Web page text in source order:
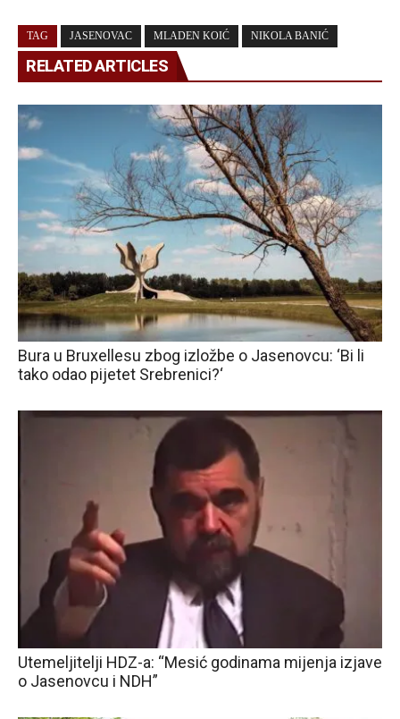
TAG JASENOVAC MLADEN KOIĆ NIKOLA BANIĆ
RELATED ARTICLES
Bura u Bruxellesu zbog izložbe o Jasenovcu: ‘Bi li
tako odao pijetet Srebrenici?‘
Utemeljitelji HDZ-a: “Mesić godinama mijenja izjave
o Jasenovcu i NDH”